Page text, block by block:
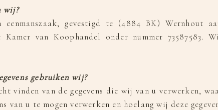
wij?
gevestigd te (4884 BK) Wernhout
Kamer van Koophandel onder nummer 73587583.
gebruiken wij?
vinden van de gegevens die wij van u verwerken,
van u te mogen verwerken en hoelang wij deze